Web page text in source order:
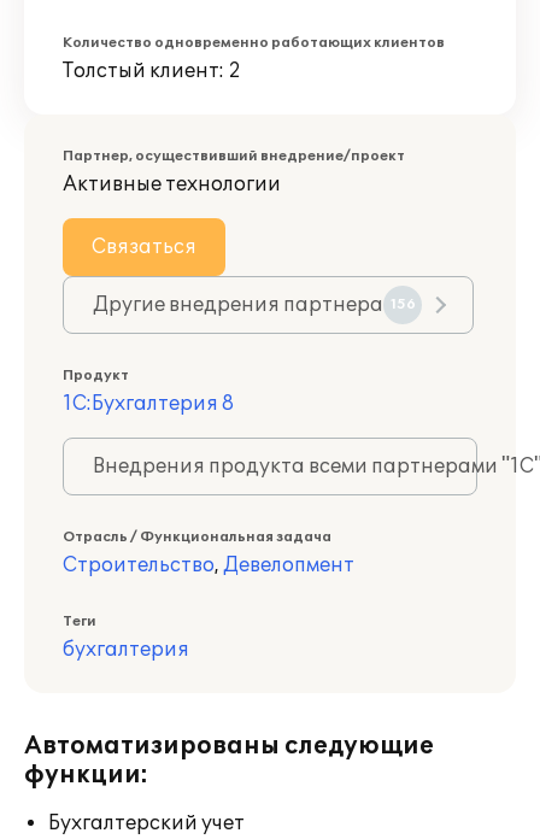
Количество одновременно работающих клиентов
Толстый клиент: 2
Партнер, осуществивший внедрение/проект
Активные технологии
Связаться
Другие внедрения партнера 156
Продукт
1С:Бухгалтерия 8
Внедрения продукта всеми партнерами
Отрасль / Функциональная задача
Строительство, Девелопмент
Теги
бухгалтерия
Автоматизированы следующие
функции:
Бухгалтерский учет